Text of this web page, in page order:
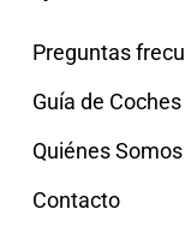
Preguntas
Guía de
Quiénes Somos
Contacto